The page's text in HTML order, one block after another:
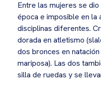
Entre las mujeres se
época e imposible en la
disciplinas diferentes.
dorada en atletismo
dos bronces en
mariposa). Las dos
silla de ruedas y se